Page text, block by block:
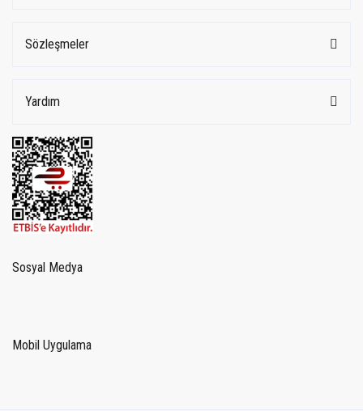
Sözleşmeler
Yardım
Sosyal Medya
Mobil Uygulama